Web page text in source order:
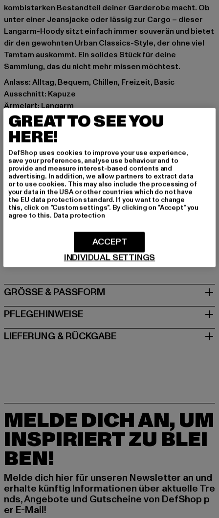
kombistarken Bestandteil deiner Garderobe macht. Ob
unter einer Jeansjacke oder lässig zur Cargo – dieser
Langarm-Hoody sitzt einfach immer souverän und bietet
dir den gewohnten Urban Classics-Style, der ohne viel
Tamtam auskommt. Ein solides Stück für deine
Sammlung, das du nicht mehr missen möchtest.
Anlass: Alltag, Bequem, Chillen, Freizeit, Basic
Ausschnitt: Kapuze
Ärmelart: Langarm
Details: Kängurutasche, Rippstrickbündchen
Schnitt: Normal
Marke: Urban Classics
Kat.: Hoodies
Farbe: olive
Hersteller Farbe: paleolive
Materialzusammensetzung: 50% Baumwolle, 50%
Polyester
Art.Nr: TB7281-18328
Hersteller: TB International GmbH |info@tbint.de
Dr.-Robert-Murjahn-Straße 7 | 64372 Ober-Ramstadt |
GRÖSSE & PASSFORM
PFLEGEHINWEISE
LIEFERUNG & RÜCKGABE
MELDE DICH AN, UM
INSPIRIERT ZU BLEI
BEN!
Melde dich hier für unseren Newsletter an und
erhalte künftig Informationen über aktuelle Tre
nds, Angebote und Gutscheine von DefShop p
er E-Mail!
GREAT TO SEE YOU
HERE!
DefShop uses cookies to improve your use experience,
save your preferences, analyse use behaviour and to
provide and measure interest-based contents and
advertising. In addition, we allow partners to extract data
or to use cookies. This may also include the processing of
your data in the USA or other countries which do not have
the EU data protection standard. If you want to change
this, click on "Custom settings". By clicking on "Accept" you
agree to this. Data protection
INDIVIDUAL SETTINGS
ACCEPT